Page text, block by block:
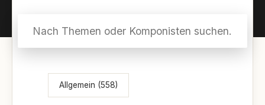
Themenübersicht
Allgemein (558)